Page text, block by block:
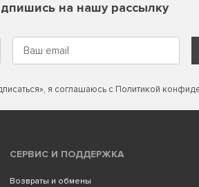
на нашу рассылку
я соглашаюсь с Политикой
СЕРВИС И ПОДДЕРЖКА
Возвраты и обмены